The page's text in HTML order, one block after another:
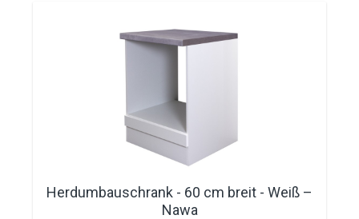
Herdumbauschrank - 60 cm breit - Weiß –
Nawa